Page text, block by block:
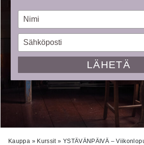
Kauppa » Kurssit» YSTÄVÄNPÄIVÄ –
Type
name
Type
LÄHETÄ